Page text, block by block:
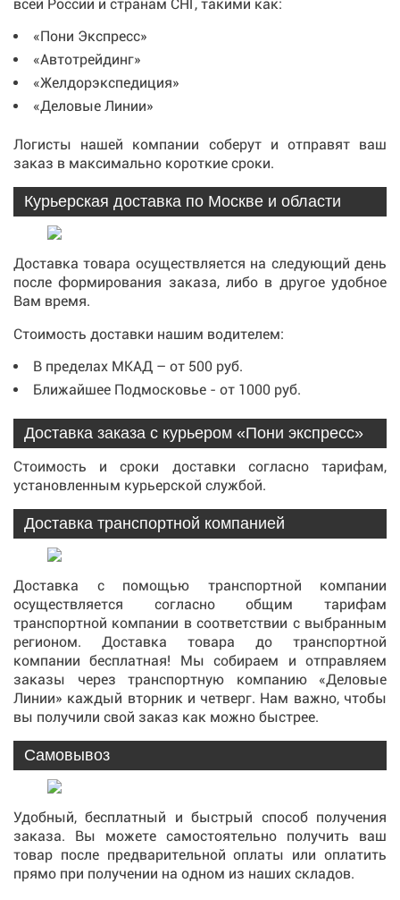
всей России и странам СНГ, такими как:
«Пони Экспресс»
«Автотрейдинг»
«Желдорэкспедиция»
«Деловые Линии»
Логисты нашей компании соберут и отправят ваш
заказ в максимально короткие сроки.
Курьерская доставка по Москве и области
Доставка товара осуществляется на следующий день
после формирования заказа, либо в другое удобное
Вам время.
Стоимость доставки нашим водителем:
В пределах МКАД – от 500 руб.
Ближайшее Подмосковье - от 1000 руб.
Доставка заказа с курьером «Пони экспресс»
Стоимость и сроки доставки согласно тарифам,
установленным курьерской службой.
Доставка транспортной компанией
Доставка с помощью транспортной компании
осуществляется согласно общим тарифам
транспортной компании в соответствии с выбранным
регионом. Доставка товара до транспортной
компании бесплатная! Мы собираем и отправляем
заказы через транспортную компанию «Деловые
Линии» каждый вторник и четверг. Нам важно, чтобы
вы получили свой заказ как можно быстрее.
Самовывоз
Удобный, бесплатный и быстрый способ получения
заказа. Вы можете самостоятельно получить ваш
товар после предварительной оплаты или оплатить
прямо при получении на одном из наших складов.